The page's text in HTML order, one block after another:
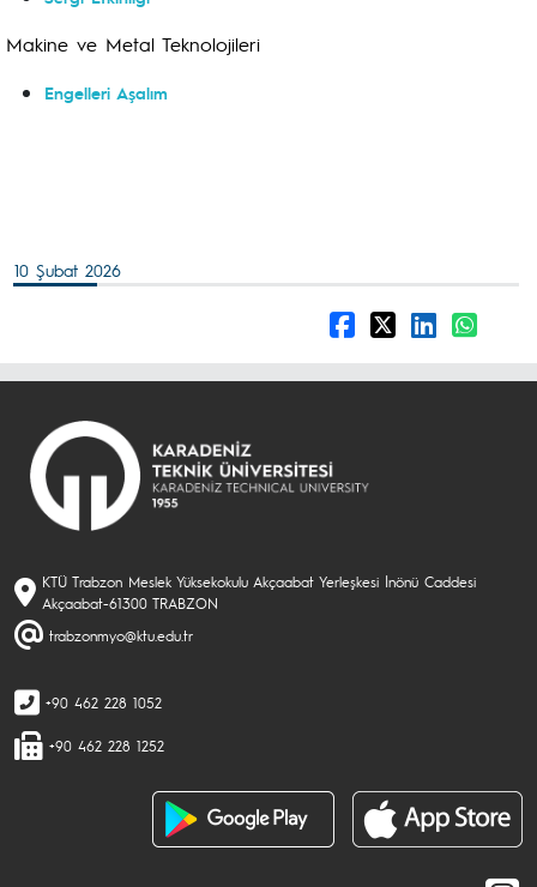
Makine ve Metal Teknolojileri
Engelleri Aşalım
10 Şubat 2026
KTÜ Trabzon Meslek Yüksekokulu Akçaabat Yerleşkesi İnönü Caddesi
Akçaabat-61300 TRABZON
trabzonmyo@ktu.edu.tr
+90 462 228 1052
+90 462 228 1252